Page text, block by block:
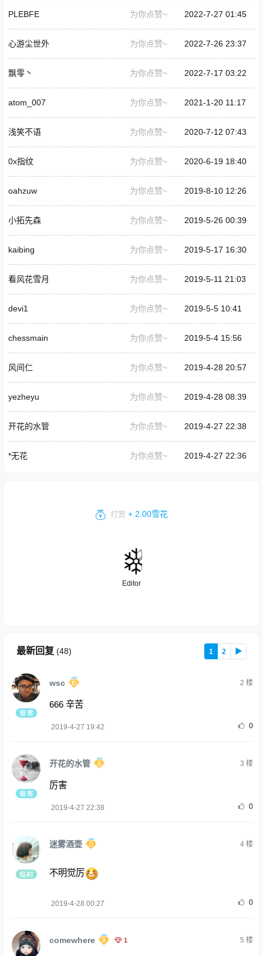
PLEBFE 为你点赞~ 2022-7-27 01:45
心游尘世外 为你点赞~ 2022-7-26 23:37
飘零丶 为你点赞~ 2022-7-17 03:22
atom_007 为你点赞~ 2021-1-20 11:17
浅笑不语 为你点赞~ 2020-7-12 07:43
0x指纹 为你点赞~ 2020-6-19 18:40
oahzuw 为你点赞~ 2019-8-10 12:26
小拓先森 为你点赞~ 2019-5-26 00:39
kaibing 为你点赞~ 2019-5-17 16:30
看风花雪月 为你点赞~ 2019-5-11 21:03
devi1 为你点赞~ 2019-5-5 10:41
chessmain 为你点赞~ 2019-5-4 15:56
风间仁 为你点赞~ 2019-4-28 20:57
yezheyu 为你点赞~ 2019-4-28 08:39
开花的水管 为你点赞~ 2019-4-27 22:38
*无花 为你点赞~ 2019-4-27 22:36
打赏 + 2.00雪花
Editor
最新回复 (48) 1 2 ▶
wsc 2 楼
666 辛苦
2019-4-27 19:42 0
开花的水管 3 楼
厉害
2019-4-27 22:38 0
迷雾酒壶 4楼
不明觉厉
2019-4-28 00:27 0
comewhere 1 5 楼